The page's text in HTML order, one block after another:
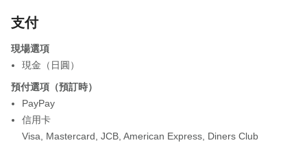
支付
現場選項
現金（日圓）
預付選項（預訂時）
PayPay
信用卡
Visa
Mastercard JCB American Express Diners Club